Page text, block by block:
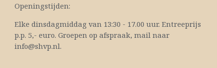
Openingstijden:
Elke dinsdagmiddag van 13:30 - 17.00 uur. Entreeprijs
p.p. 5,- euro. Groepen op afspraak, mail naar
info@shvp.nl.